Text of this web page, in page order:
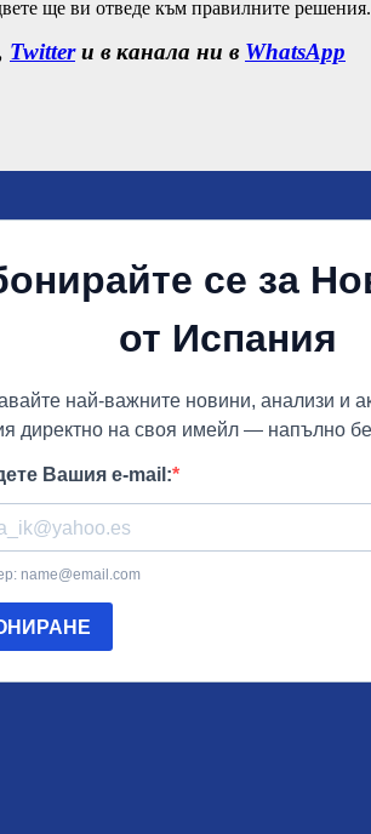
ще ви отведе към правилните решения.
Twitterи в канала ни в WhatsApp